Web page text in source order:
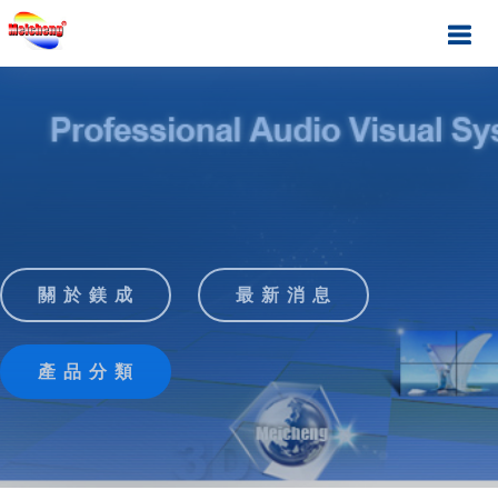
關 於 鎂 成 最 新 消 息
產 品 分 類